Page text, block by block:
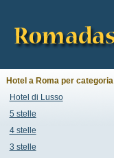
Hotel a Roma per categoria
Hotel di Lusso
5 stelle
4 stelle
3 stelle